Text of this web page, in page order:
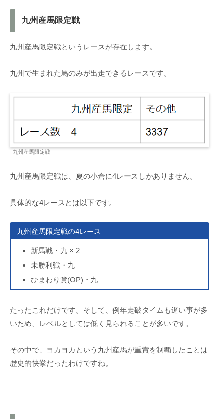
九州産馬限定戦
九州産馬限定戦というレースが存在します。
九州で生まれた馬のみが出走できるレースです。
九州産馬限定戦
九州産馬限定戦は、夏の小倉に4レースしかありません。
具体的な4レースとは以下です。
九州産馬限定戦の4レース
新馬戦・九 × 2
未勝利戦・九
ひまわり賞(OP)・九
たったこれだけです。そして、例年走破タイムも遅い事が多
いため、レベルとしては低く見られることが多いです。
その中で、ヨカヨカという九州産馬が重賞を制覇したことは
歴史的快挙だったわけですね。